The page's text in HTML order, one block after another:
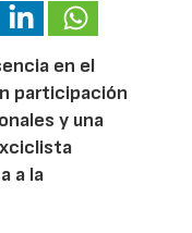
en el
participación
y una
a la